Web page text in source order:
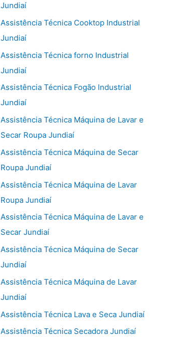
Jundiaí
Assistência Técnica Cooktop Industrial
Jundiaí
Assistência Técnica forno Industrial
Jundiaí
Assistência Técnica Fogão Industrial
Jundiaí
Assistência Técnica Máquina de Lavar e
Secar Roupa Jundiaí
Assistência Técnica Máquina de Secar
Roupa Jundiaí
Assistência Técnica Máquina de Lavar
Roupa Jundiaí
Assistência Técnica Máquina de Lavar e
Secar Jundiaí
Assistência Técnica Máquina de Secar
Jundiaí
Assistência Técnica Máquina de Lavar
Jundiaí
Assistência Técnica Lava e Seca Jundiaí
Assistência Técnica Secadora Jundiaí